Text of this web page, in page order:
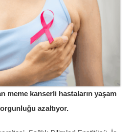
meme kanserli hastaların yaşam
azaltıyor.